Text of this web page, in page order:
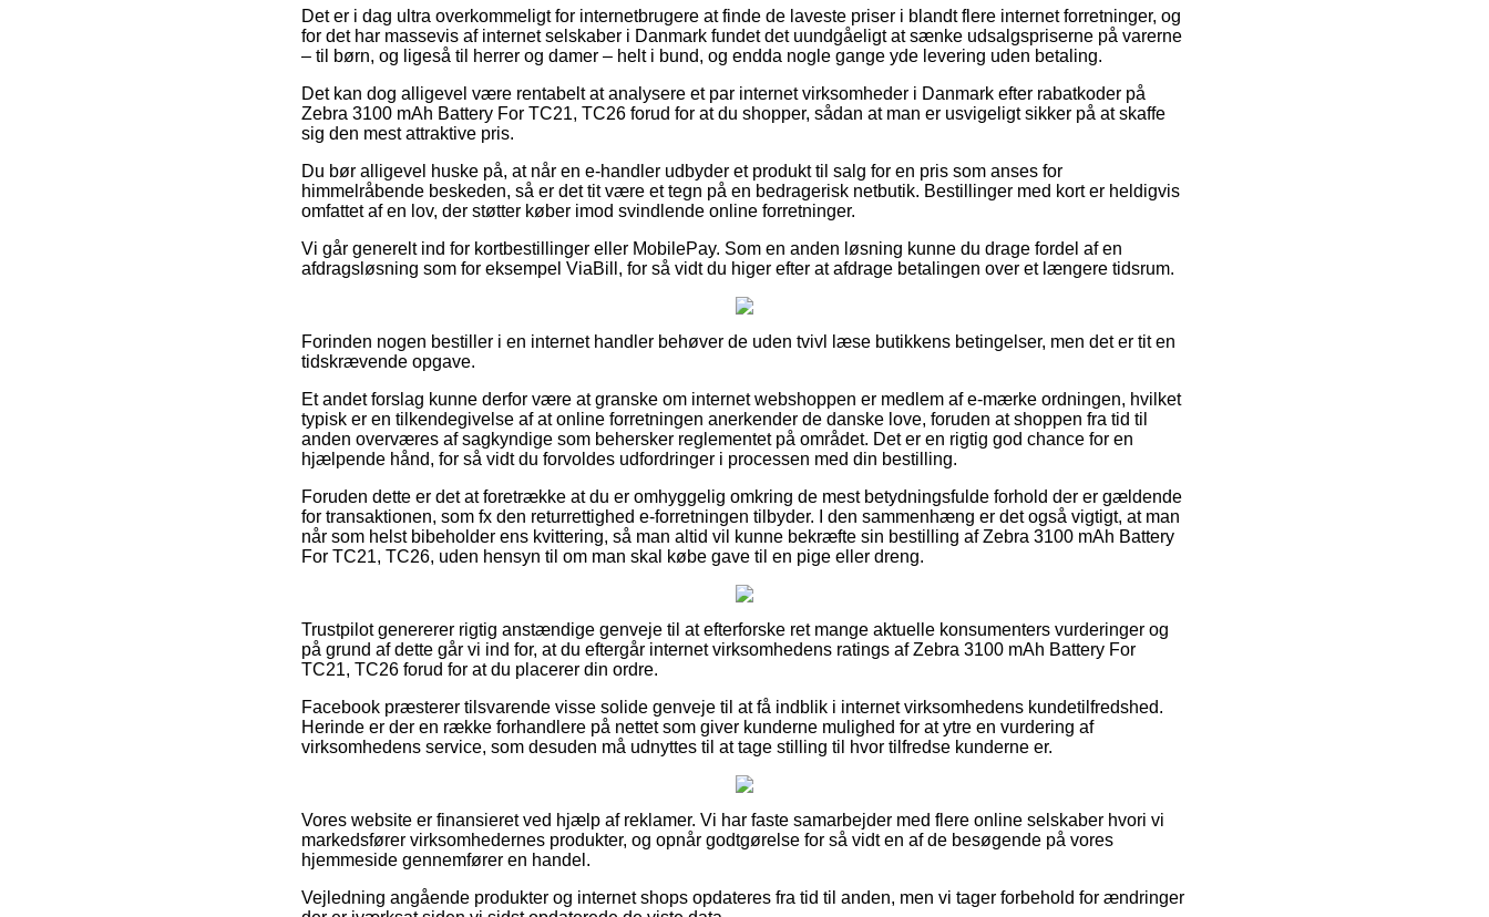
Det er i dag ultra overkommeligt for internetbrugere at finde de laveste priser i blandt flere internet forretninger, og
for det har massevis af internet selskaber i Danmark fundet det uundgåeligt at sænke udsalgspriserne på varerne
– til børn, og ligeså til herrer og damer – helt i bund, og endda nogle gange yde levering uden betaling.
Det kan dog alligevel være rentabelt at analysere et par internet virksomheder i Danmark efter rabatkoder på
Zebra 3100 mAh Battery For TC21, TC26 forud for at du shopper, sådan at man er usvigeligt sikker på at skaffe
sig den mest attraktive pris.
Du bør alligevel huske på, at når en e-handler udbyder et produkt til salg for en pris som anses for
himmelråbende beskeden, så er det tit være et tegn på en bedragerisk netbutik. Bestillinger med kort er heldigvis
omfattet af en lov, der støtter køber imod svindlende online forretninger.
Vi går generelt ind for kortbestillinger eller MobilePay. Som en anden løsning kunne du drage fordel af en
afdragsløsning som for eksempel ViaBill, for så vidt du higer efter at afdrage betalingen over et længere tidsrum.
Forinden nogen bestiller i en internet handler behøver de uden tvivl læse butikkens betingelser, men det er tit en
tidskrævende opgave.
Et andet forslag kunne derfor være at granske om internet webshoppen er medlem af e-mærke ordningen, hvilket
typisk er en tilkendegivelse af at online forretningen anerkender de danske love, foruden at shoppen fra tid til
anden overværes af sagkyndige som behersker reglementet på området. Det er en rigtig god chance for en
hjælpende hånd, for så vidt du forvoldes udfordringer i processen med din bestilling.
Foruden dette er det at foretrække at du er omhyggelig omkring de mest betydningsfulde forhold der er gældende
for transaktionen, som fx den returrettighed e-forretningen tilbyder. I den sammenhæng er det også vigtigt, at man
når som helst bibeholder ens kvittering, så man altid vil kunne bekræfte sin bestilling af Zebra 3100 mAh Battery
For TC21, TC26, uden hensyn til om man skal købe gave til en pige eller dreng.
Trustpilot genererer rigtig anstændige genveje til at efterforske ret mange aktuelle konsumenters vurderinger og
på grund af dette går vi ind for, at du eftergår internet virksomhedens ratings af Zebra 3100 mAh Battery For
TC21, TC26 forud for at du placerer din ordre.
Facebook præsterer tilsvarende visse solide genveje til at få indblik i internet virksomhedens kundetilfredshed.
Herinde er der en række forhandlere på nettet som giver kunderne mulighed for at ytre en vurdering af
virksomhedens service, som desuden må udnyttes til at tage stilling til hvor tilfredse kunderne er.
Vores website er finansieret ved hjælp af reklamer. Vi har faste samarbejder med flere online selskaber hvori vi
markedsfører virksomhedernes produkter, og opnår godtgørelse for så vidt en af de besøgende på vores
hjemmeside gennemfører en handel.
Vejledning angående produkter og internet shops opdateres fra tid til anden, men vi tager forbehold for ændringer